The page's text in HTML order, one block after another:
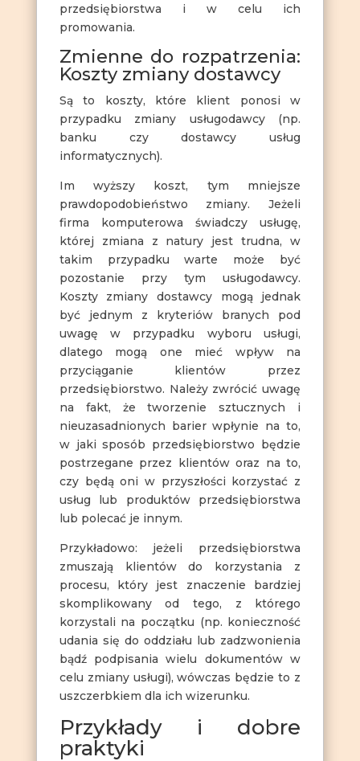
przedsiębiorstwa i w celu ich
promowania.
Zmienne do rozpatrzenia:
Koszty zmiany dostawcy
Są to koszty, które klient ponosi w
przypadku zmiany usługodawcy (np.
banku czy dostawcy usług
informatycznych).
Im wyższy koszt, tym mniejsze
prawdopodobieństwo zmiany. Jeżeli
firma komputerowa świadczy usługę,
której zmiana z natury jest trudna, w
takim przypadku warte może być
pozostanie przy tym usługodawcy.
Koszty zmiany dostawcy mogą jednak
być jednym z kryteriów branych pod
uwagę w przypadku wyboru usługi,
dlatego mogą one mieć wpływ na
przyciąganie klientów przez
przedsiębiorstwo. Należy zwrócić uwagę
na fakt, że tworzenie sztucznych i
nieuzasadnionych barier wpłynie na to,
w jaki sposób przedsiębiorstwo będzie
postrzegane przez klientów oraz na to,
czy będą oni w przyszłości korzystać z
usług lub produktów przedsiębiorstwa
lub polecać je innym.
Przykładowo: jeżeli przedsiębiorstwa
zmuszają klientów do korzystania z
procesu, który jest znaczenie bardziej
skomplikowany od tego, z którego
korzystali na początku (np. konieczność
udania się do oddziału lub zadzwonienia
bądź podpisania wielu dokumentów w
celu zmiany usługi), wówczas będzie to z
uszczerbkiem dla ich wizerunku.
Przykłady i dobre
praktyki